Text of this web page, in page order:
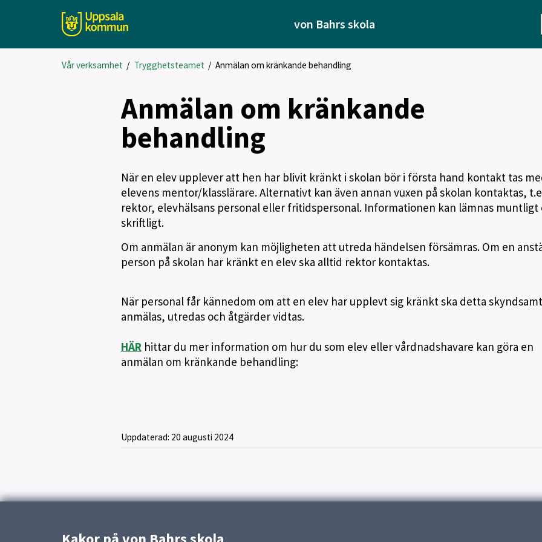
von Bahrs skola
Vår verksamhet / Trygghetsteamet/ Anmälan om kränkande behandling
Anmälan om kränkande
behandling
När en elev upplever att hen har blivit kränkt i skolan bör i första hand kontakt tas
elevens mentor/klasslärare. Alternativt kan även annan vuxen på skolan kontaktas,
rektor, elevhälsans personal eller fritidspersonal. Informationen kan lämnas muntligt
skriftligt.
Om anmälan är anonym kan möjligheten att utreda händelsen försämras. Om en
person på skolan har kränkt en elev ska alltid rektor kontaktas.
När personal får kännedom om att en elev har upplevt sig kränkt ska detta skyndsamt
anmälas, utredas och åtgärder vidtas.
HÄRhittar du mer information om hur du som elev eller vårdnadshavare kan göra en
anmälan om kränkande behandling:
Uppdaterad: 20 augusti 2024